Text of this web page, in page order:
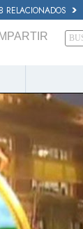
RELACIONADOS